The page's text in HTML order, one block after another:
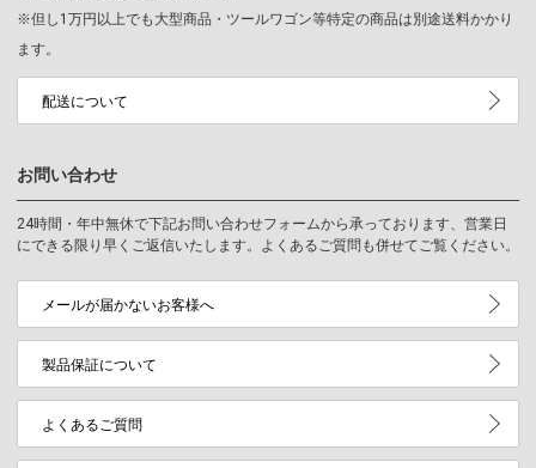
※但し1万円以上でも大型商品・ツールワゴン等特定の商品は別途送料かかり
ます。
配送について
お問い合わせ
24時間・年中無休で下記お問い合わせフォームから承っております、営業日
にできる限り早くご返信いたします。よくあるご質問も併せてご覧ください。
メールが届かないお客様へ
製品保証について
よくあるご質問